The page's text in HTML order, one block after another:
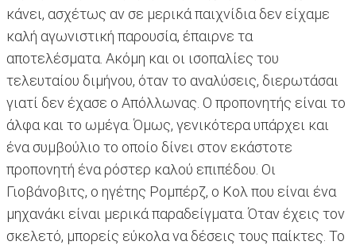
κάνει, ασχέτως αν σε μερικά παιχνίδια δεν είχαμε
καλή αγωνιστική παρουσία, έπαιρνε τα
αποτελέσματα. Ακόμη και οι ισοπαλίες του
τελευταίου διμήνου, όταν το αναλύσεις, διερωτάσαι
γιατί δεν έχασε ο Απόλλωνας. Ο προπονητής είναι το
άλφα και το ωμέγα. Όμως, γενικότερα υπάρχει και
ένα συμβούλιο το οποίο δίνει στον εκάστοτε
προπονητή ένα ρόστερ καλού επιπέδου. Οι
Γιοβάνοβιτς, ο ηγέτης Ρομπέρζ, ο Κολ που είναι ένα
μηχανάκι είναι μερικά παραδείγματα. Όταν έχεις τον
σκελετό, μπορείς εύκολα να δέσεις τους παίκτες. Το